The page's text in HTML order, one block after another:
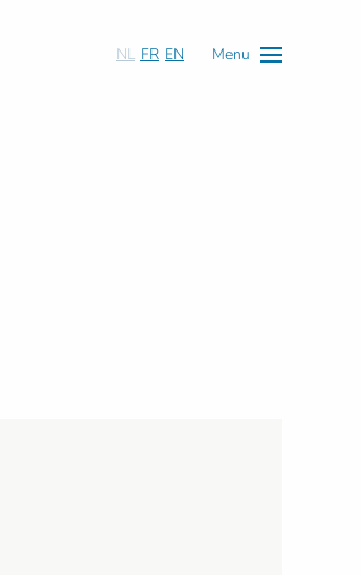
NL FR EN Menu